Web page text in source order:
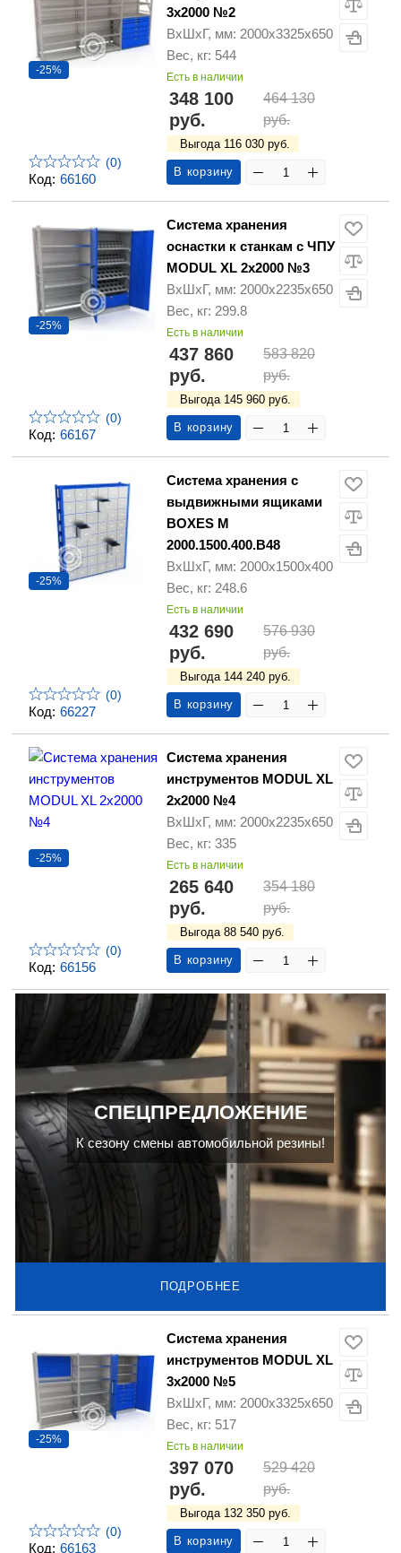
Код: 66160
-25%
(0)
3x2000 №2
ВхШхГ, мм: 2000х3325х650
Вес, кг: 544
Есть в наличии
348 100
руб.
464 130
руб.
Выгода 116 030 руб.
В корзину
Код: 66167
-25%
(0)
Система хранения
оснастки к станкам с ЧПУ
MODUL XL 2х2000 №3
ВхШхГ, мм: 2000х2235х650
Вес, кг: 299.8
Есть в наличии
437 860
руб.
583 820
руб.
Выгода 145 960 руб.
В корзину
Код: 66227
-25%
(0)
Система хранения с
выдвижными ящиками
BOXES M
2000.1500.400.B48
ВхШхГ, мм: 2000x1500x400
Вес, кг: 248.6
Есть в наличии
432 690
руб.
576 930
руб.
Выгода 144 240 руб.
В корзину
Код: 66156
-25%
(0)
Система хранения
инструментов MODUL XL
2x2000 №4
ВхШхГ, мм: 2000х2235х650
Вес, кг: 335
Есть в наличии
265 640
руб.
354 180
руб.
Выгода 88 540 руб.
В корзину
СПЕЦПРЕДЛОЖЕНИЕ
К сезону смены автомобильной резины!
ПОДРОБНЕЕ
Код: 66163
-25%
(0)
Система хранения
инструментов MODUL XL
3x2000 №5
ВхШхГ, мм: 2000х3325х650
Вес, кг: 517
Есть в наличии
397 070
руб.
529 420
руб.
Выгода 132 350 руб.
В корзину